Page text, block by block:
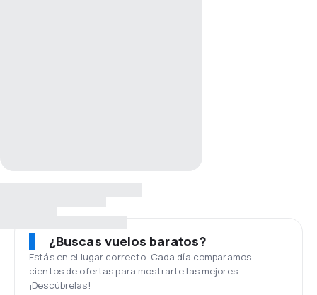
¿Buscas vuelos baratos?
Estás en el lugar correcto. Cada día comparamos
cientos de ofertas para mostrarte las mejores.
¡Descúbrelas!